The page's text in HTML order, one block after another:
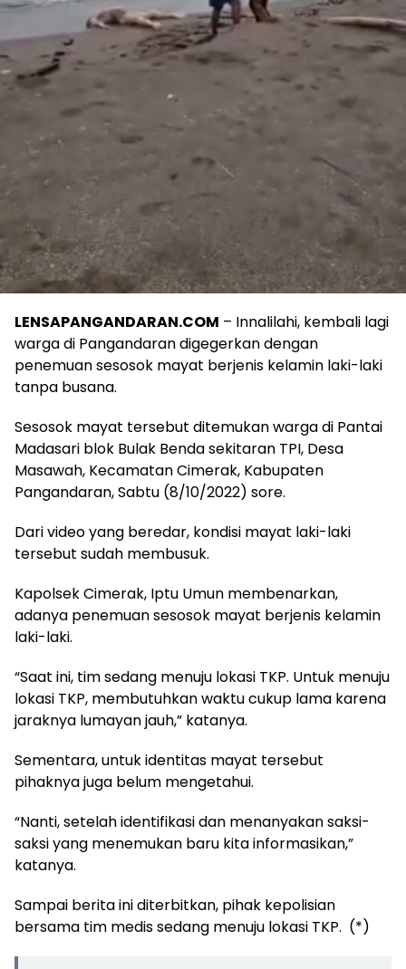
LENSAPANGANDARAN.COM – Innalilahi, kembali lagi
warga di Pangandaran digegerkan dengan
penemuan sesosok mayat berjenis kelamin laki-laki
tanpa busana.
Sesosok mayat tersebut ditemukan warga di Pantai
Madasari blok Bulak Benda sekitaran TPI, Desa
Masawah, Kecamatan Cimerak, Kabupaten
Pangandaran, Sabtu (8/10/2022) sore.
Dari video yang beredar, kondisi mayat laki-laki
tersebut sudah membusuk.
Kapolsek Cimerak, Iptu Umun membenarkan,
adanya penemuan sesosok mayat berjenis kelamin
laki-laki.
“Saat ini, tim sedang menuju lokasi TKP. Untuk menuju
lokasi TKP, membutuhkan waktu cukup lama karena
jaraknya lumayan jauh,” katanya.
Sementara, untuk identitas mayat tersebut
pihaknya juga belum mengetahui.
“Nanti, setelah identifikasi dan menanyakan saksi-
saksi yang menemukan baru kita informasikan,”
katanya.
Sampai berita ini diterbitkan, pihak kepolisian
bersama tim medis sedang menuju lokasi TKP. (*)